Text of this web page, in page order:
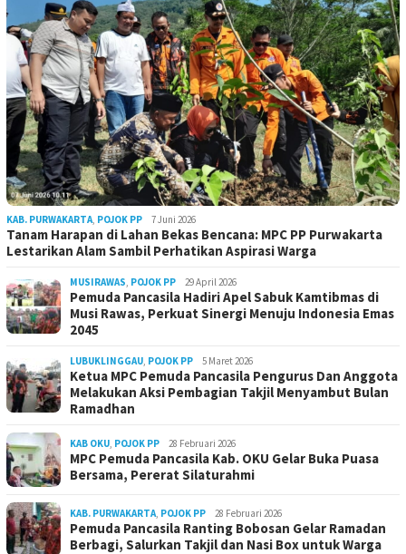
KAB. PURWAKARTA, POJOK PP 7 Juni 2026
Tanam Harapan di Lahan Bekas Bencana: MPC PP Purwakarta
Lestarikan Alam Sambil Perhatikan Aspirasi Warga
MUSIRAWAS, POJOK PP 29 April 2026
Pemuda Pancasila Hadiri Apel Sabuk Kamtibmas di
Musi Rawas, Perkuat Sinergi Menuju Indonesia Emas
2045
LUBUKLINGGAU, POJOK PP 5 Maret 2026
Ketua MPC Pemuda Pancasila Pengurus Dan Anggota
Melakukan Aksi Pembagian Takjil Menyambut Bulan
Ramadhan
KAB OKU, POJOK PP 28 Februari 2026
MPC Pemuda Pancasila Kab. OKU Gelar Buka Puasa
Bersama, Pererat Silaturahmi
KAB. PURWAKARTA, POJOK PP 28 Februari 2026
Pemuda Pancasila Ranting Bobosan Gelar Ramadan
Berbagi, Salurkan Takjil dan Nasi Box untuk Warga